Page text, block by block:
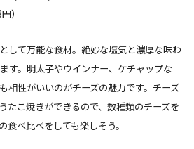
）
して万能な食材。絶妙な塩気と濃厚な味わ
す。明太子やウインナー、ケチャップな
相性がいいのがチーズの魅力です。チーズ
たこ焼きができるので、数種類のチーズを
食べ比べをしても楽しそう。